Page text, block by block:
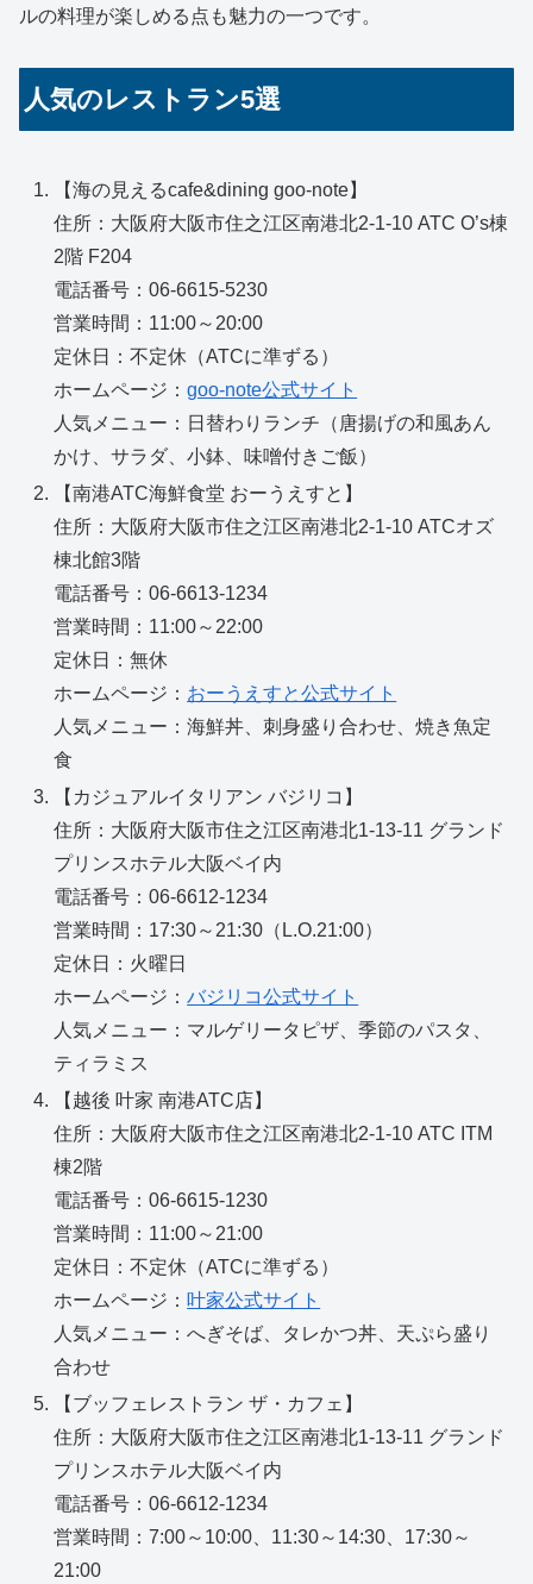
ルの料理が楽しめる点も魅力の一つです。
人気のレストラン5選
【海の見えるcafe&dining goo-note】
住所：大阪府大阪市住之江区南港北2-1-10 ATC O’s棟
2階 F204
電話番号：06-6615-5230
営業時間：11:00～20:00
定休日：不定休（ATCに準ずる）
ホームページ：goo-note公式サイト
人気メニュー：日替わりランチ（唐揚げの和風あん
かけ、サラダ、小鉢、味噌付きご飯）
【南港ATC海鮮食堂 おーうえすと】
住所：大阪府大阪市住之江区南港北2-1-10 ATCオズ
棟北館3階
電話番号：06-6613-1234
営業時間：11:00～22:00
定休日：無休
ホームページ： おーうえすと公式サイト
人気メニュー：海鮮丼、刺身盛り合わせ、焼き魚定
食
【カジュアルイタリアン バジリコ】
住所：大阪府大阪市住之江区南港北1-13-11 グランド
プリンスホテル大阪ベイ内
電話番号：06-6612-1234
営業時間：17:30～21:30（L.O.21:00）
定休日：火曜日
ホームページ：バジリコ公式サイト
人気メニュー：マルゲリータピザ、季節のパスタ、
ティラミス
【越後 叶家 南港ATC店】
住所：大阪府大阪市住之江区南港北2-1-10 ATC ITM
棟2階
電話番号：06-6615-1230
営業時間：11:00～21:00
定休日：不定休（ATCに準ずる）
ホームページ： 叶家公式サイト
人気メニュー：へぎそば、タレかつ丼、天ぷら盛り
合わせ
【ブッフェレストラン ザ・カフェ】
住所：大阪府大阪市住之江区南港北1-13-11 グランド
プリンスホテル大阪ベイ内
電話番号：06-6612-1234
営業時間：7:00～10:00、11:30～14:30、17:30～
21:00